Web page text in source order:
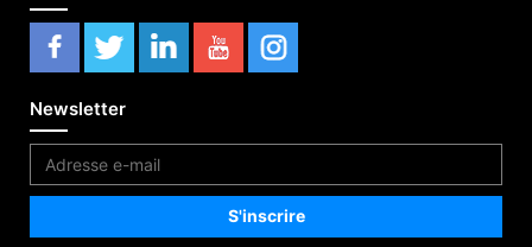
Newsletter